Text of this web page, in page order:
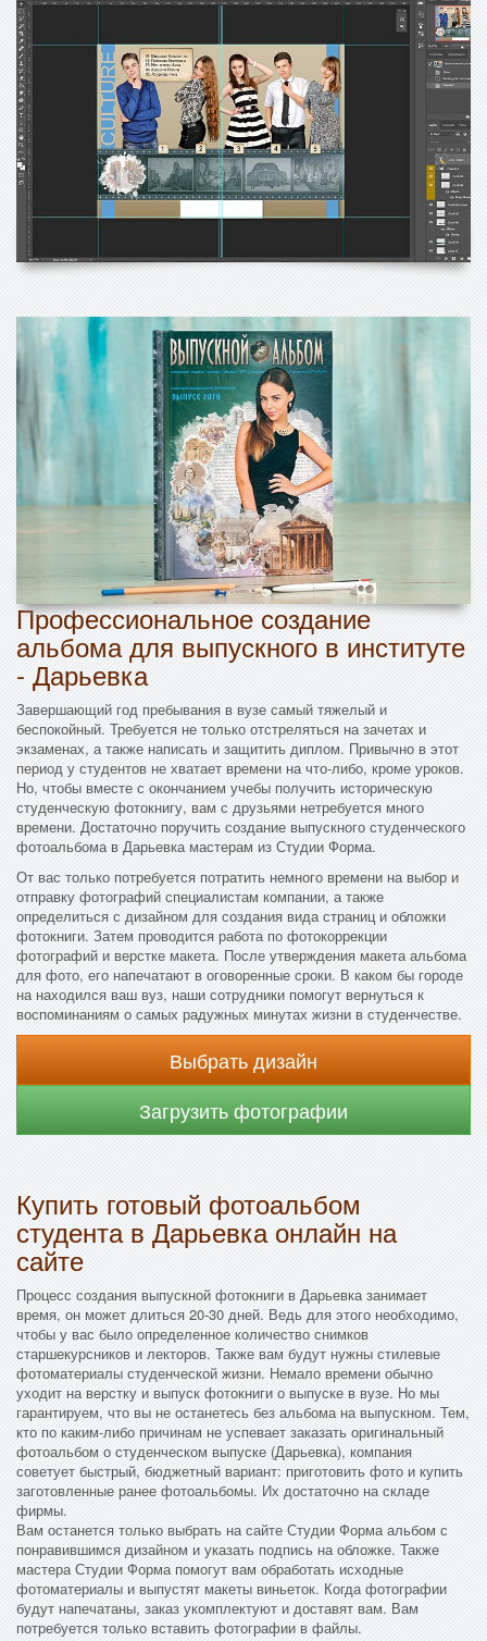
Профессиональное создание
альбома для выпускного в институте
- Дарьевка
Завершающий год пребывания в вузе самый тяжелый и
беспокойный. Требуется не только отстреляться на зачетах и
экзаменах, а также написать и защитить диплом. Привычно в этот
период у студентов не хватает времени на что-либо, кроме уроков.
Но, чтобы вместе с окончанием учебы получить историческую
студенческую фотокнигу, вам с друзьями нетребуется много
времени. Достаточно поручить создание выпускного студенческого
фотоальбома в Дарьевка мастерам из Студии Форма.
От вас только потребуется потратить немного времени на выбор и
отправку фотографий специалистам компании, а также
определиться с дизайном для создания вида страниц и обложки
фотокниги. Затем проводится работа по фотокоррекции
фотографий и верстке макета. После утверждения макета альбома
для фото, его напечатают в оговоренные сроки. В каком бы городе
на находился ваш вуз, наши сотрудники помогут вернуться к
воспоминаниям о самых радужных минутах жизни в студенчестве.
Выбрать дизайн
Загрузить фотографии
Купить готовый фотоальбом
студента в Дарьевка онлайн на
сайте
Процесс создания выпускной фотокниги в Дарьевка занимает
время, он может длиться 20-30 дней. Ведь для этого необходимо,
чтобы у вас было определенное количество снимков
старшекурсников и лекторов. Также вам будут нужны стилевые
фотоматериалы студенческой жизни. Немало времени обычно
уходит на верстку и выпуск фотокниги о выпуске в вузе. Но мы
гарантируем, что вы не останетесь без альбома на выпускном. Тем,
кто по каким-либо причинам не успевает заказать оригинальный
фотоальбом о студенческом выпуске (Дарьевка), компания
советует быстрый, бюджетный вариант: приготовить фото и купить
заготовленные ранее фотоальбомы. Их достаточно на складе
фирмы.
Вам останется только выбрать на сайте Студии Форма альбом с
понравившимся дизайном и указать подпись на обложке. Также
мастера Студии Форма помогут вам обработать исходные
фотоматериалы и выпустят макеты виньеток. Когда фотографии
будут напечатаны, заказ укомплектуют и доставят вам. Вам
потребуется только вставить фотографии в файлы.